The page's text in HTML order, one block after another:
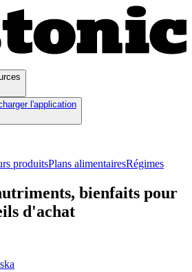
l'application
produitsPlans alimentairesRégimes
bienfaits pour
d'achat